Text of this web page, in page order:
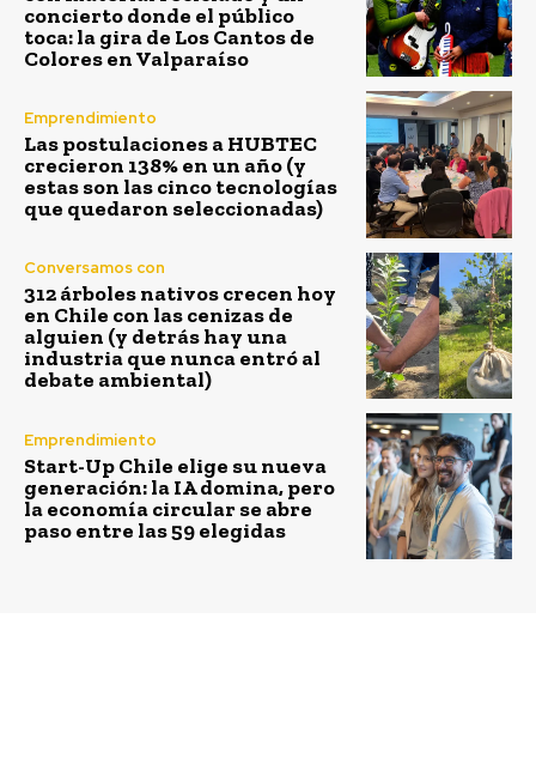
concierto donde el público
toca: la gira de Los Cantos de
Colores en Valparaíso
Emprendimiento
Las postulaciones a HUBTEC
crecieron 138% en un año (y
estas son las cinco tecnologías
que quedaron seleccionadas)
Conversamos con
312 árboles nativos crecen hoy
en Chile con las cenizas de
alguien (y detrás hay una
industria que nunca entró al
debate ambiental)
Emprendimiento
Start-Up Chile elige su nueva
generación: la IA domina, pero
la economía circular se abre
paso entre las 59 elegidas